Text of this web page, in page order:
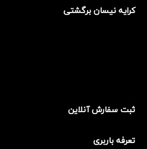
کرایه نیسان برگشتی
ثبت سفارش آنلاین
تعرفه باربری